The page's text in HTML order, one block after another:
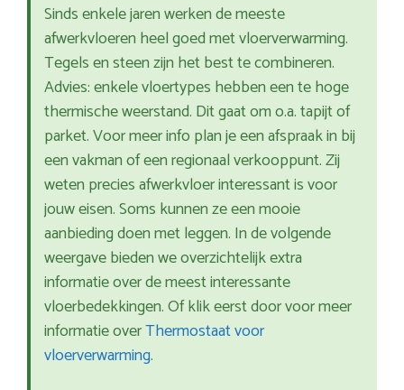
Sinds enkele jaren werken de meeste
afwerkvloeren heel goed met vloerverwarming.
Tegels en steen zijn het best te combineren.
Advies: enkele vloertypes hebben een te hoge
thermische weerstand. Dit gaat om o.a. tapijt of
parket. Voor meer info plan je een afspraak in bij
een vakman of een regionaal verkooppunt. Zij
weten precies afwerkvloer interessant is voor
jouw eisen. Soms kunnen ze een mooie
aanbieding doen met leggen. In de volgende
weergave bieden we overzichtelijk extra
informatie over de meest interessante
vloerbedekkingen. Of klik eerst door voor meer
informatie overThermostaat voor
vloerverwarming.